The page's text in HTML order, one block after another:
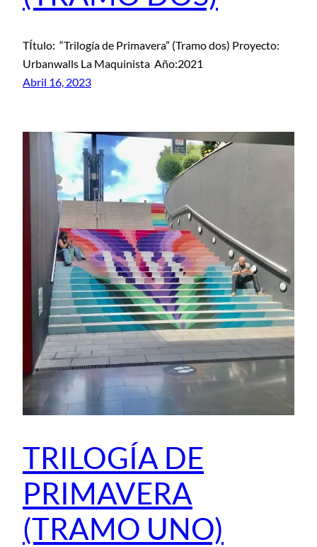
TÍtulo: “Trilogía de Primavera” (Tramo dos) Proyecto:
Urbanwalls La Maquinista Año:2021
Abril 16, 2023
TRILOGÍA DE
PRIMAVERA
(TRAMO UNO)